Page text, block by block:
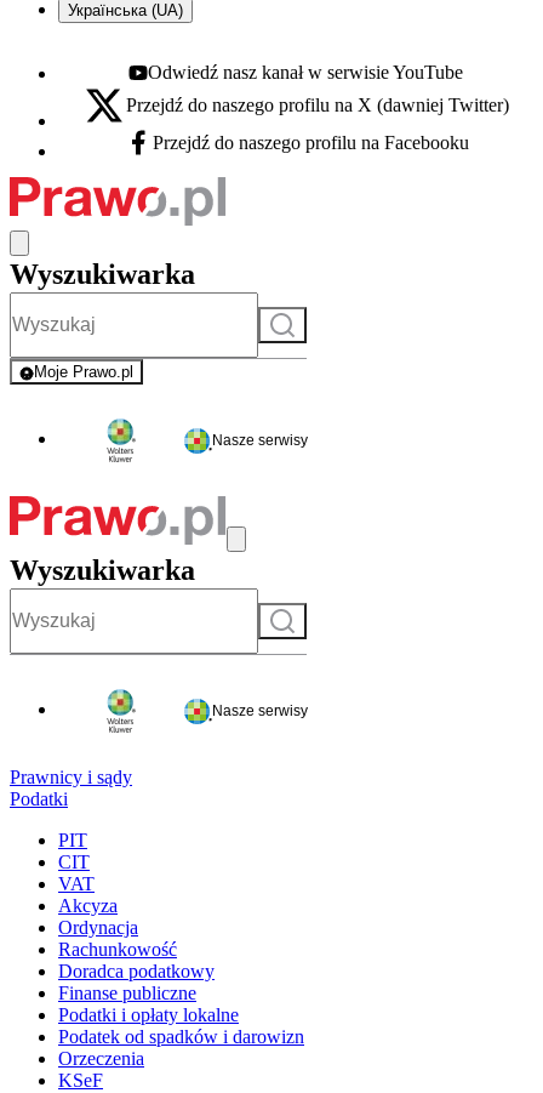
Українська (UA)
Youtube - otwiera się w nowej karcie
Odwiedź nasz kanał w serwisie YouTube
X - otwiera się w nowej karcie
Przejdź do naszego profilu na X (dawniej Twitter)
Facebook - otwiera się w nowej karcie
Przejdź do naszego profilu na Facebooku
Wyszukiwarka
Szukaj
Moje Prawo.pl
- rejestracja i logowanie do serwisu
Nasze serwisy
Wyszukiwarka
Szukaj
Nasze serwisy
Prawnicy i sądy
Podatki
PIT
CIT
VAT
Akcyza
Ordynacja
Rachunkowość
Doradca podatkowy
Finanse publiczne
Podatki i opłaty lokalne
Podatek od spadków i darowizn
Orzeczenia
KSeF